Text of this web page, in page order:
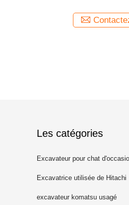
Les catégories
Excavateur pour chat
Excavatrice utilisée de Hitachi
excavateur komatsu usagé